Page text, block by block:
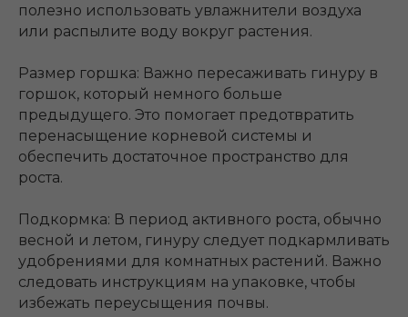
полезно использовать увлажнители воздуха
или распылите воду вокруг растения.
Размер горшка: Важно пересаживать гинуру в
горшок, который немного больше
предыдущего. Это помогает предотвратить
перенасыщение корневой системы и
обеспечить достаточное пространство для
роста.
Подкормка: В период активного роста, обычно
весной и летом, гинуру следует подкармливать
удобрениями для комнатных растений. Важно
следовать инструкциям на упаковке, чтобы
избежать переусыщения почвы.